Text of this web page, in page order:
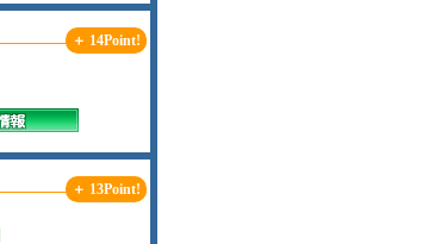
＋ 14Point!
＋ 13Point!